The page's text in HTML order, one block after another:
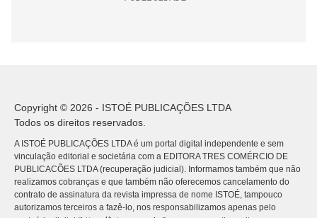
Copyright © 2026 - ISTOÉ PUBLICAÇÕES LTDA
Todos os direitos reservados.
A ISTOÉ PUBLICAÇÕES LTDA é um portal digital independente e sem
vinculação editorial e societária com a EDITORA TRES COMÉRCIO DE
PUBLICACÕES LTDA (recuperação judicial). Informamos também que não
realizamos cobranças e que também não oferecemos cancelamento do
contrato de assinatura da revista impressa de nome ISTOÉ, tampouco
autorizamos terceiros a fazê-lo, nos responsabilizamos apenas pelo